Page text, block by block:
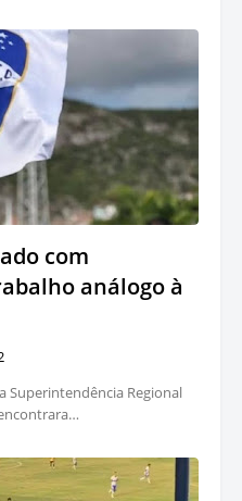
com
análogo à
Superintendência Regional